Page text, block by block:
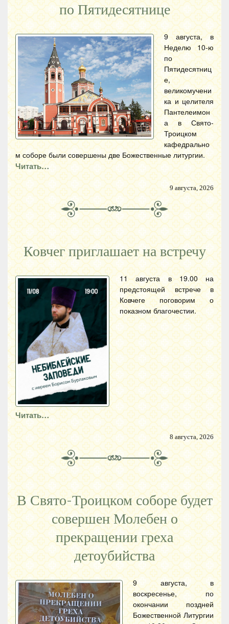
по Пятидесятнице
9 августа, в
Неделю 10-ю
по
Пятидесятниц
е,
великомучени
ка и целителя
Пантелеимон
а в Свято-
Троицком
кафедрально
м соборе были совершены две Божественные литургии.
Читать…
9 августа, 2026
Ковчег приглашает на встречу
11 августа в 19.00 на
предстоящей встрече в
Ковчеге поговорим о
показном благочестии.
Читать…
8 августа, 2026
В Свято-Троицком соборе будет
совершен Молебен о
прекращении греха
детоубийства
9 августа, в
воскресенье, по
окончании поздней
Божественной Литургии